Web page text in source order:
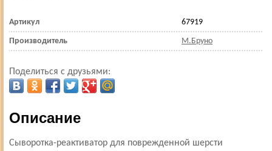
Артикул 67919
Производитель М.Бруно
Поделиться с друзьями:
Описание
Сыворотка-реактиватор для поврежденной шерсти